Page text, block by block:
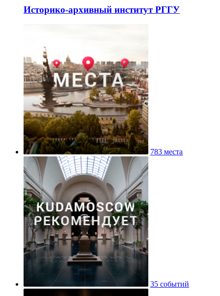
Историко-архивный институт РГГУ
783 места
35 событий